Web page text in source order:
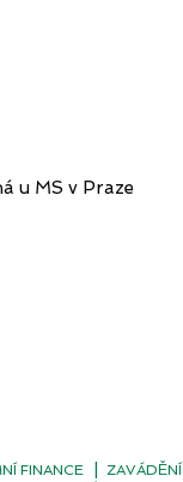
u MS v Praze
FINANCE |